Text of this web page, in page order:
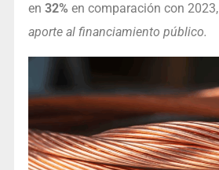
en 32% en comparación con 2023,
aporte al financiamiento público.